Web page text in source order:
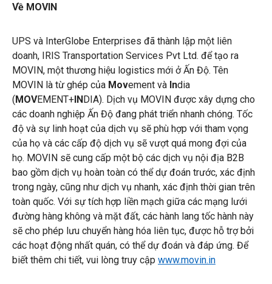
Về MOVIN
UPS và InterGlobe Enterprises đã thành lập một liên
doanh, IRIS Transportation Services Pvt Ltd. để tạo ra
MOVIN, một thương hiệu logistics mới ở Ấn Độ. Tên
MOVIN là từ ghép của Movement và India
(MOVEMENT+INDIA). Dịch vụ MOVIN được xây dựng cho
các doanh nghiệp Ấn Độ đang phát triển nhanh chóng. Tốc
độ và sự linh hoạt của dịch vụ sẽ phù hợp với tham vọng
của họ và các cấp độ dịch vụ sẽ vượt quá mong đợi của
họ. MOVIN sẽ cung cấp một bộ các dịch vụ nội địa B2B
bao gồm dịch vụ hoàn toàn có thể dự đoán trước, xác định
trong ngày, cũng như dịch vụ nhanh, xác định thời gian trên
toàn quốc. Với sự tích hợp liền mạch giữa các mạng lưới
đường hàng không và mặt đất, các hành lang tốc hành này
sẽ cho phép lưu chuyển hàng hóa liên tục, được hỗ trợ bởi
các hoạt động nhất quán, có thể dự đoán và đáp ứng. Để
biết thêm chi tiết, vui lòng truy cập www.movin.in